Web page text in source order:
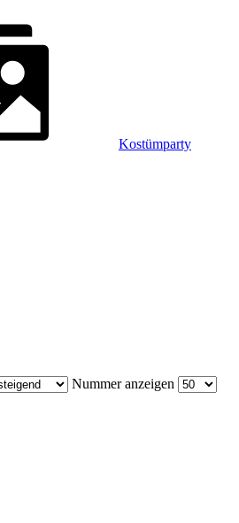
Kostümparty
Nummer anzeigen